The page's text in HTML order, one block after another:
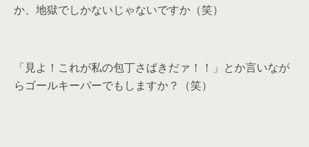
か、地獄でしかないじゃないですか（笑）
「見よ！これが私の包丁さばきだァ！！」とか言いなが
らゴールキーパーでもしますか？（笑）